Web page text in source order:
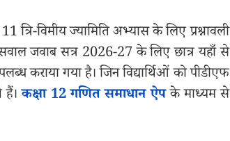
विमीय ज्यामिति अभ्यास के लिए प्रश्नावली
जवाब सत्र 2026-27 के लिए छात्र यहाँ से
कराया गया है। जिन विद्यार्थिओं को पीडीएफ
हैं।कक्षा 12 गणित समाधान ऐपके माध्यम से